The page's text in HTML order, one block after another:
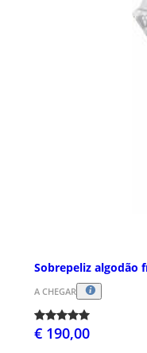
Sobrepeliz algodão
A CHEGAR
€ 190,00